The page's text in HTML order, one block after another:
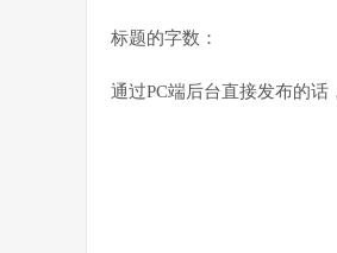
标题的字数：
通过PC端后台直接发布的话